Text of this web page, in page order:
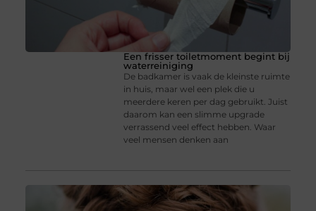
Een frisser toiletmoment begint bij
waterreiniging
De badkamer is vaak de kleinste ruimte
in huis, maar wel een plek die u
meerdere keren per dag gebruikt. Juist
daarom kan een slimme upgrade
verrassend veel effect hebben. Waar
veel mensen denken aan